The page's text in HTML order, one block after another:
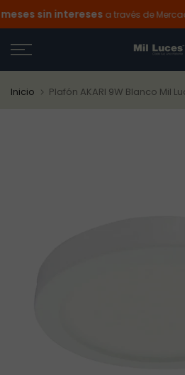
Ir
al
contenido
sin interesesa través de Mercado
Inicio Plafón AKARI 9W Blanco Mil